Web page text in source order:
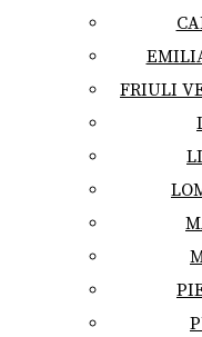
FRIULI